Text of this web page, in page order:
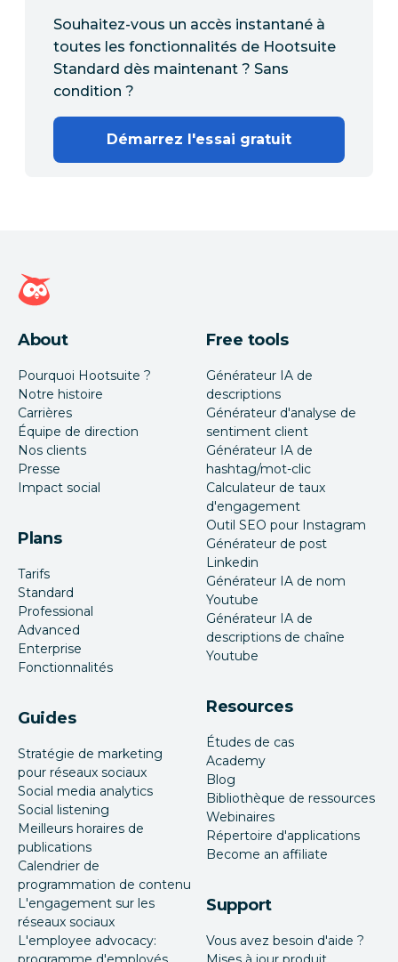
Souhaitez-vous un accès instantané à
toutes les fonctionnalités de Hootsuite
Standard dès maintenant ? Sans
condition ?
Démarrez l'essai gratuit
Page d'accueil Hootsuite
About
Pourquoi Hootsuite ?
Notre histoire
Carrières
Équipe de direction
Nos clients
Presse
Impact social
Plans
Tarifs
Standard
Professional
Advanced
Enterprise
Fonctionnalités
Guides
Stratégie de marketing
pour réseaux sociaux
Social media analytics
Social listening
Meilleurs horaires de
publications
Calendrier de
programmation de contenu
L'engagement sur les
réseaux sociaux
L'employee advocacy:
Free tools
Générateur IA de
descriptions
Générateur d'analyse de
sentiment client
Générateur IA de
hashtag/mot-clic
Calculateur de taux
d'engagement
Outil SEO pour Instagram
Générateur de post
Linkedin
Générateur IA de nom
Youtube
Générateur IA de
descriptions de chaîne
Youtube
Resources
Études de cas
Academy
Blog
Bibliothèque de ressources
Webinaires
Répertoire d'applications
Become an affiliate
Support
Vous avez besoin d'aide ?